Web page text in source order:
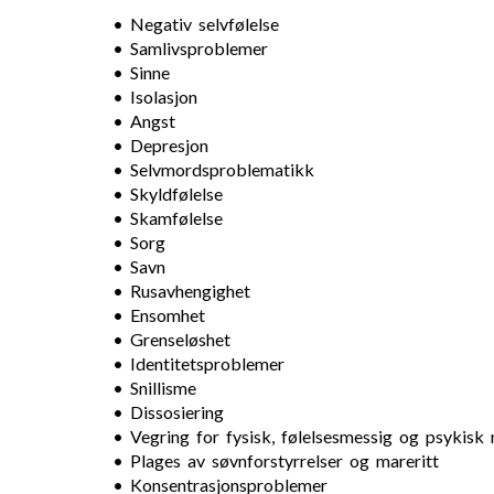
• Negativ selvfølelse
• Samlivsproblemer
• Sinne
• Isolasjon
• Angst
• Depresjon
• Selvmordsproblematikk
• Skyldfølelse
• Skamfølelse
• Sorg
• Savn
• Rusavhengighet
• Ensomhet
• Grenseløshet
• Identitetsproblemer
• Snillisme
• Dissosiering
• Vegring for fysisk, følelsesmessig og psykisk
• Plages av søvnforstyrrelser og mareritt
• Konsentrasjonsproblemer